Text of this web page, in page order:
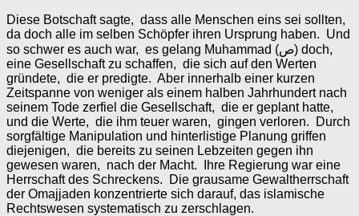
Diese Botschaft sagte, dass alle Menschen eins sei sollten,
da doch alle im selben Schöpfer ihren Ursprung haben. Und
so schwer es auch war, es gelang Muhammad (ص) doch,
eine Gesellschaft zu schaffen, die sich auf den Werten
gründete, die er predigte. Aber innerhalb einer kurzen
Zeitspanne von weniger als einem halben Jahrhundert nach
seinem Tode zerfiel die Gesellschaft, die er geplant hatte,
und die Werte, die ihm teuer waren, gingen verloren. Durch
sorgfältige Manipulation und hinterlistige Planung griffen
diejenigen, die bereits zu seinen Lebzeiten gegen ihn
gewesen waren, nach der Macht. Ihre Regierung war eine
Herrschaft des Schreckens. Die grausame Gewaltherrschaft
der Omajjaden konzentrierte sich darauf, das islamische
Rechtswesen systematisch zu zerschlagen.